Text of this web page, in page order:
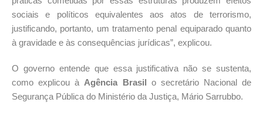
sociais e políticos equivalentes aos atos de terrorismo,
justificando, portanto, um tratamento penal equiparado quanto
à gravidade e às consequências jurídicas”, explicou.
O governo entende que essa justificativa não se sustenta,
como explicou àAgência Brasil
o secretário Nacional de
Segurança Pública do Ministério da Justiça, Mário Sarrubbo.